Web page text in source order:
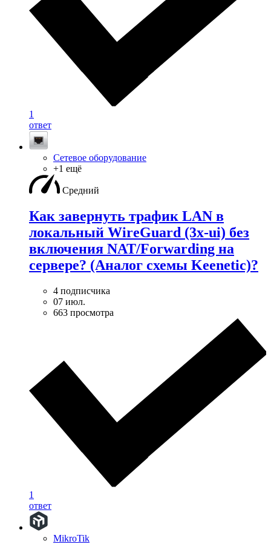
1
ответ
Сетевое оборудование
+1 ещё
Средний
Как завернуть трафик LAN в
локальный WireGuard (3x-ui) без
включения NAT/Forwarding на
сервере? (Аналог схемы Keenetic)?
4 подписчика
07 июл.
663 просмотра
1
ответ
MikroTik